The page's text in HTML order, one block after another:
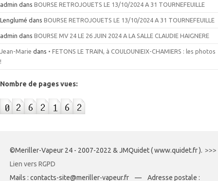
admin dans BOURSE RETROJOUETS LE 13/10/2024 A 31 TOURNEFEUILLE
Lenglumé dans BOURSE RETROJOUETS LE 13/10/2024 A 31 TOURNEFEUILLE
admin dans BOURSE MV 24 LE 26 JUIN 2024 A LA SALLE CLAUDIE HAIGNERE
Jean-Marie dans • FETONS LE TRAIN, à COULOUNIEIX-CHAMIERS : les photos
!
Nombre de pages vues:
©Meriller-Vapeur 24 - 2007-2022 & JMQuidet ( www.quidet.fr ). >>>
Lien vers RGPD
Mails : contacts-site@meriller-vapeur.fr — Adresse postale :